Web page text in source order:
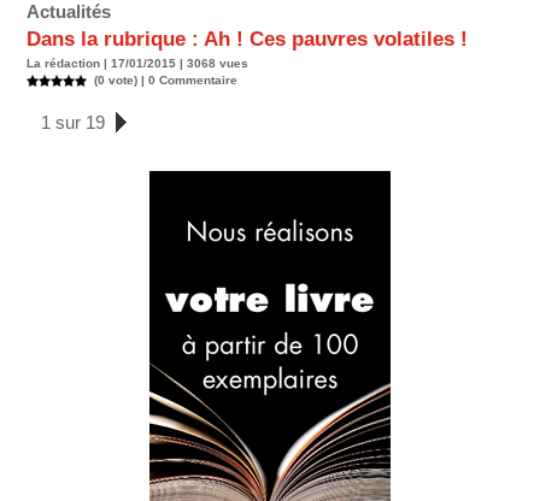
Actualités
Dans la rubrique : Ah ! Ces pauvres volatiles !
La rédaction | 17/01/2015 | 3068 vues
(0 vote) | 0 Commentaire
1 sur 19